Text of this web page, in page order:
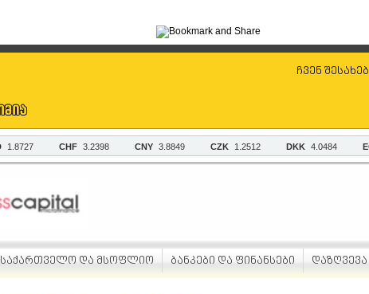
ჩვენ შესახებ
საქართველო და მსოფლიო ბანკები და ფინანსები დაზღვევა